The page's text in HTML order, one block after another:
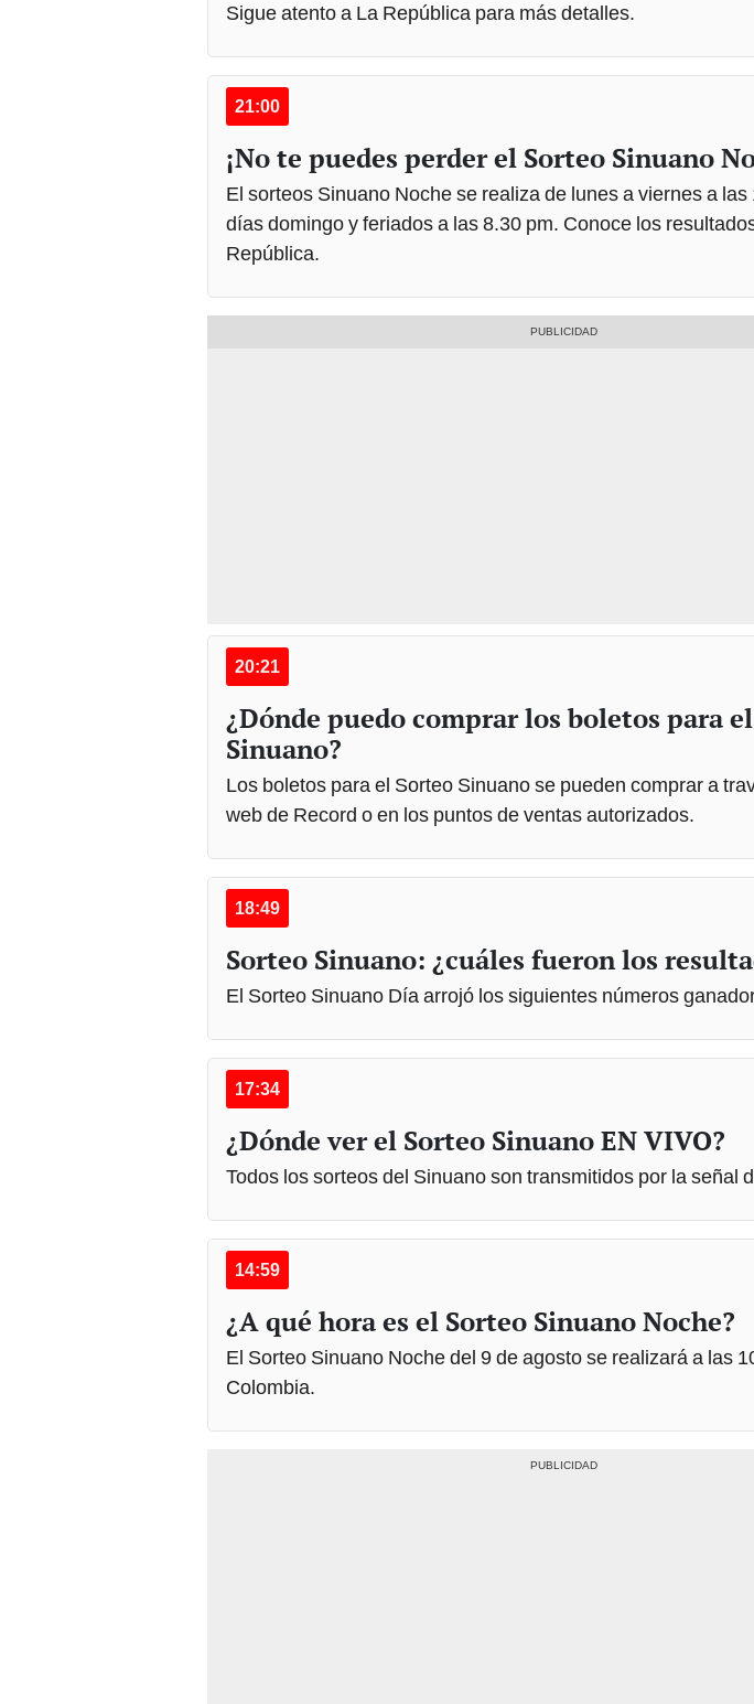
Sigue atento a La República para más detalles.
21:00
¡No te puedes perder el Sorteo Sinuano
El sorteos Sinuano Noche se realiza de lunes a viernes a las
días domingo y feriados a las 8.30 pm. Conoce los
República.
20:21
¿Dónde puedo comprar los boletos para
Sinuano?
Los boletos para el Sorteo Sinuano se pueden comprar a
web de Record o en los puntos de ventas autorizados.
18:49
Sorteo Sinuano: ¿cuáles fueron los
El Sorteo Sinuano Día arrojó los siguientes números
17:34
¿Dónde ver el Sorteo Sinuano EN VIVO?
Todos los sorteos del Sinuano son transmitidos por la señal
14:59
¿A qué hora es el Sorteo Sinuano Noche?
El Sorteo Sinuano Noche del 9 de agosto se realizará a las
Colombia.